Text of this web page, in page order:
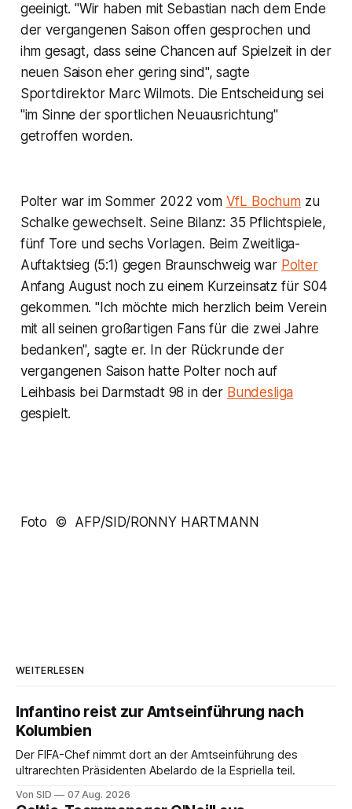
geeinigt. "Wir haben mit Sebastian nach dem Ende
der vergangenen Saison offen gesprochen und
ihm gesagt, dass seine Chancen auf Spielzeit in der
neuen Saison eher gering sind", sagte
Sportdirektor Marc Wilmots. Die Entscheidung sei
"im Sinne der sportlichen Neuausrichtung"
getroffen worden.
Polter war im Sommer 2022 vom VfL Bochumzu
Schalke gewechselt. Seine Bilanz: 35 Pflichtspiele,
fünf Tore und sechs Vorlagen. Beim Zweitliga-
Auftaktsieg (5:1) gegen Braunschweig war Polter
Anfang August noch zu einem Kurzeinsatz für S04
gekommen. "Ich möchte mich herzlich beim Verein
mit all seinen großartigen Fans für die zwei Jahre
bedanken", sagte er. In der Rückrunde der
vergangenen Saison hatte Polter noch auf
Leihbasis bei Darmstadt 98 in der Bundesliga
gespielt.
Foto © AFP/SID/RONNY HARTMANN
WEITERLESEN
Infantino reist zur Amtseinführung nach
Kolumbien
Der FIFA-Chef nimmt dort an der Amtseinführung des
ultrarechten Präsidenten Abelardo de la Espriella teil.
Von SID 07 Aug. 2026